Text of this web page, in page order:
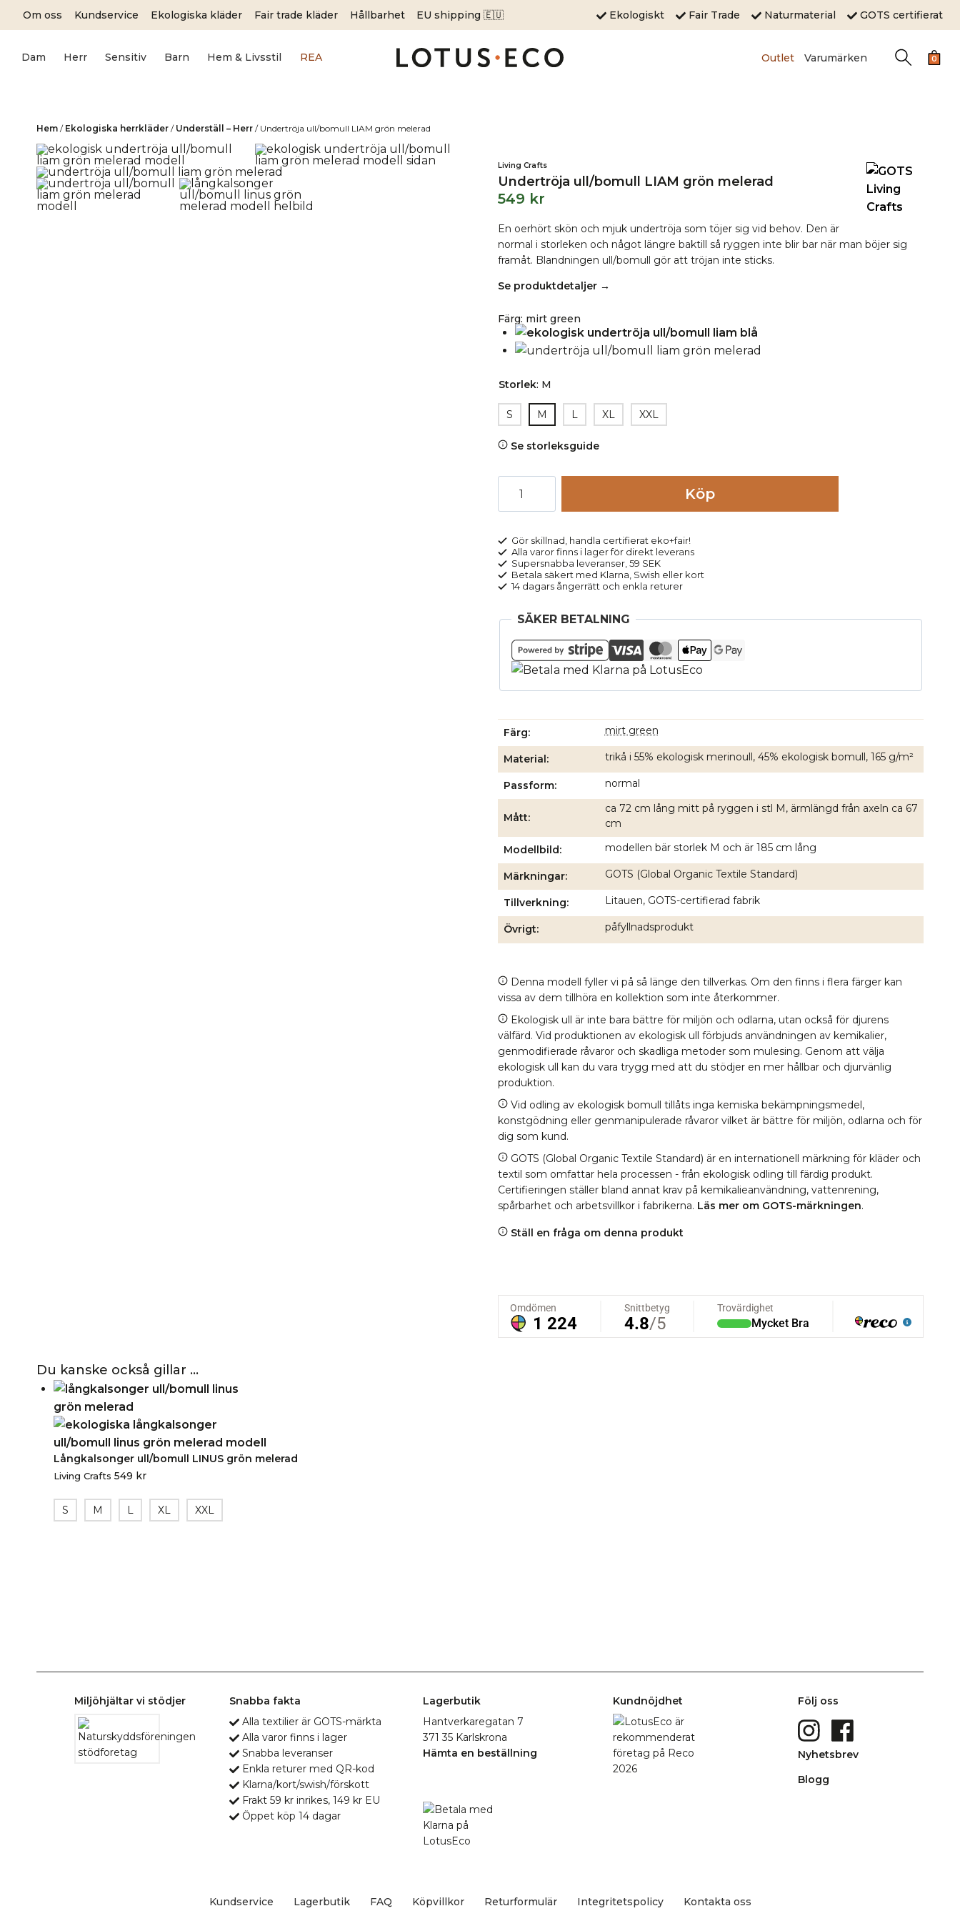
Om oss Kundservice Ekologiska kläder Fair trade kläder Hållbarhet EU shipping 🇪🇺 Ekologiskt Fair Trade Naturmaterial GOTS certifierat
Dam Herr Sensitiv Barn Hem & Livsstil REA Outlet Varumärken 0
Hem / Ekologiska herrkläder / Underställ – Herr / Undertröja ull/bomull LIAM grön melerad
Living Crafts
Undertröja ull/bomull LIAM grön melerad
549 kr
En oerhört skön och mjuk undertröja som töjer sig vid behov. Den är
normal i storleken och något längre baktill så ryggen inte blir bar när man böjer sig
framåt. Blandningen ull/bomull gör att tröjan inte sticks.
Se produktdetaljer →
Färg: mirt green
Storlek: M
S M L XL XXL
Se storleksguide
ull/bomull
grön
melerad
mängd
Köp
Gör skillnad, handla certifierat eko+fair!
Alla varor finns i lager för direkt leverans
Supersnabba leveranser, 59 SEK
Betala säkert med Klarna, Swish eller kort
14 dagars ångerrätt och enkla returer
SÄKER BETALNING
Färg mirt green
Material trikå i 55% ekologisk merinoull, 45% ekologisk bomull, 165 g/m²
Passform normal
Mått
ca 72 cm lång mitt på ryggen i stl M, ärmlängd från axeln ca 67
cm
Modellbild modellen bär storlek M och är 185 cm lång
Märkningar GOTS (Global Organic Textile Standard)
Tillverkning Litauen, GOTS-certifierad fabrik
Övrigt påfyllnadsprodukt
Denna modell fyller vi på så länge den tillverkas. Om den finns i flera färger kan
vissa av dem tillhöra en kollektion som inte återkommer.
Ekologisk ull är inte bara bättre för miljön och odlarna, utan också för djurens
välfärd. Vid produktionen av ekologisk ull förbjuds användningen av kemikalier,
genmodifierade råvaror och skadliga metoder som mulesing. Genom att välja
ekologisk ull kan du vara trygg med att du stödjer en mer hållbar och djurvänlig
produktion.
Vid odling av ekologisk bomull tillåts inga kemiska bekämpningsmedel,
konstgödning eller genmanipulerade råvaror vilket är bättre för miljön, odlarna och för
dig som kund.
GOTS (Global Organic Textile Standard) är en internationell märkning för kläder och
textil som omfattar hela processen - från ekologisk odling till färdig produkt.
Certifieringen ställer bland annat krav på kemikalieanvändning, vattenrening,
spårbarhet och arbetsvillkor i fabrikerna. Läs mer om GOTS-märkningen.
Ställ en fråga om denna produkt
Du kanske också gillar …
Långkalsonger ull/bomull LINUS grön melerad
Living Crafts 549 kr
S M L XL XXL
Miljöhjältar vi stödjer
Snabba fakta
Alla textilier är GOTS-märkta
Alla varor finns i lager
Snabba leveranser
Enkla returer med QR-kod
Klarna/kort/swish/förskott
Frakt 59 kr inrikes, 149 kr EU
Öppet köp 14 dagar
Lagerbutik
Hantverkaregatan 7
371 35 Karlskrona
Hämta en beställning
Kundnöjdhet Följ oss
Nyhetsbrev
Blogg
Kundservice Lagerbutik FAQ Köpvillkor Returformulär Integritetspolicy Kontakta oss